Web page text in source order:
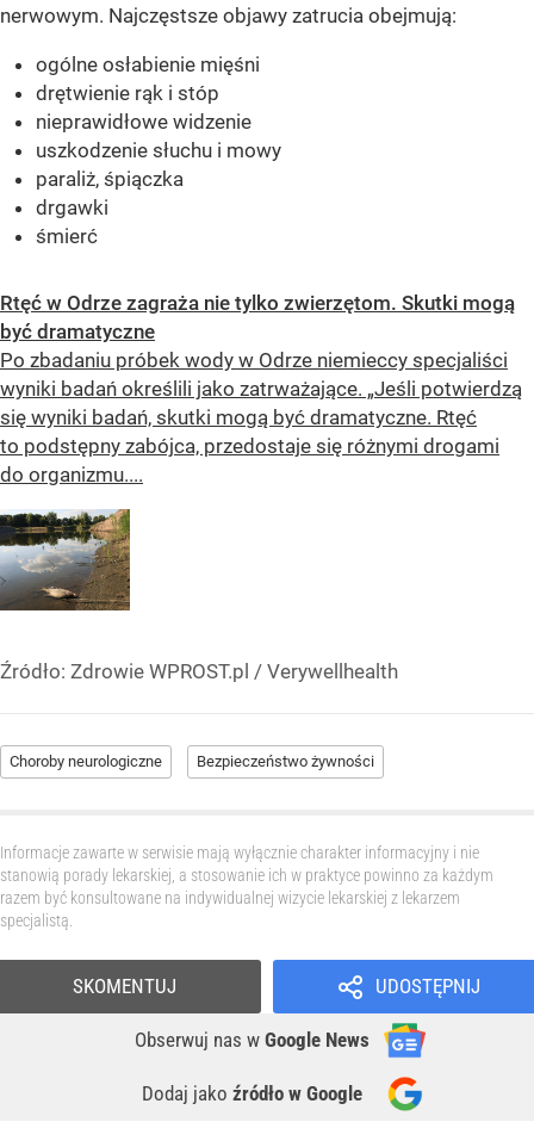
nerwowym. Najczęstsze objawy zatrucia obejmują:
ogólne osłabienie mięśni
drętwienie rąk i stóp
nieprawidłowe widzenie
uszkodzenie słuchu i mowy
paraliż, śpiączka
drgawki
śmierć
Rtęć w Odrze zagraża nie tylko zwierzętom. Skutki mogą
być dramatyczne
Po zbadaniu próbek wody w Odrze niemieccy specjaliści
wyniki badań określili jako zatrważające. „Jeśli potwierdzą
się wyniki badań, skutki mogą być dramatyczne. Rtęć
to podstępny zabójca, przedostaje się różnymi drogami
do organizmu....
Źródło: Zdrowie WPROST.pl / Verywellhealth
Choroby neurologiczne Bezpieczeństwo żywności
Informacje zawarte w serwisie mają wyłącznie charakter informacyjny i nie
stanowią porady lekarskiej, a stosowanie ich w praktyce powinno za każdym
razem być konsultowane na indywidualnej wizycie lekarskiej z lekarzem
specjalistą.
UDOSTĘPNIJ
Obserwuj nas w Google News
Dodaj jako źródło w Google
SKOMENTUJ